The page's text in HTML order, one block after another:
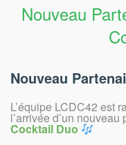
Nouveau
Nouveau
L’équipe LCDC42 est
l’arrivée d’un
Cocktail Duo